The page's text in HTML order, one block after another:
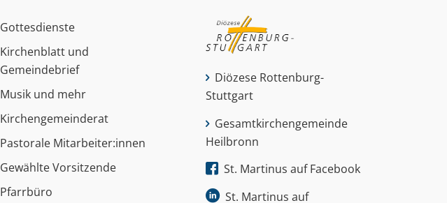
Gottesdienste
Kirchenblatt und
Gemeindebrief
Musik und mehr
Kirchengemeinderat
Pastorale Mitarbeiter:innen
Gewählte Vorsitzende
Pfarrbüro
Diözese Rottenburg-
Stuttgart
Gesamtkirchengemeinde
Heilbronn
St. Martinus auf Facebook
St. Martinus auf